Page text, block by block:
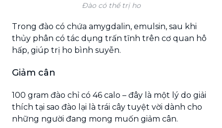
Đào có thể trị ho
Trong đào có chứa amygdalin, emulsin, sau khi
thủy phân có tác dụng trấn tĩnh trên cơ quan hô
hấp, giúp trị ho bình suyễn.
Giảm cân
100 gram đào chỉ có 46 calo – đây là một lý do giải
thích tại sao đào lại là trái cây tuyệt vời dành cho
những người đang mong muốn giảm cân.